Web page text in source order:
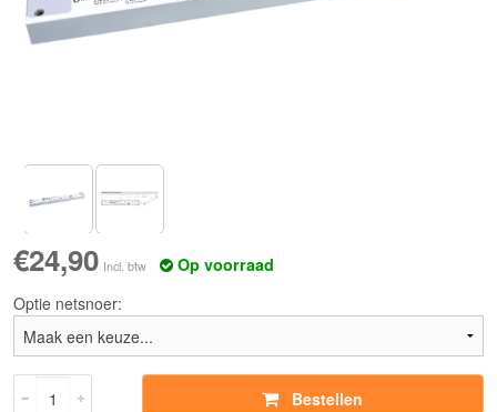
€24,90 Incl. btw
Op voorraad
Optie netsnoer:
Bestellen